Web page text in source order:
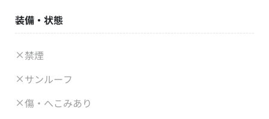
装備・状態
禁煙
サンルーフ
傷・へこみあり